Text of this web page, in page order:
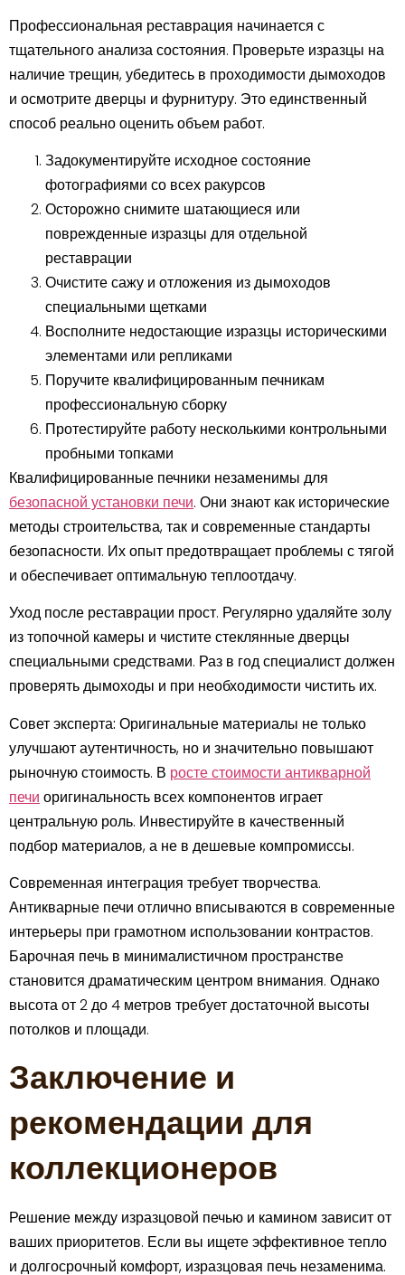
Профессиональная реставрация начинается с
тщательного анализа состояния. Проверьте изразцы на
наличие трещин, убедитесь в проходимости дымоходов
и осмотрите дверцы и фурнитуру. Это единственный
способ реально оценить объем работ.
Задокументируйте исходное состояние
фотографиями со всех ракурсов
Осторожно снимите шатающиеся или
поврежденные изразцы для отдельной
реставрации
Очистите сажу и отложения из дымоходов
специальными щетками
Восполните недостающие изразцы историческими
элементами или репликами
Поручите квалифицированным печникам
профессиональную сборку
Протестируйте работу несколькими контрольными
пробными топками
Квалифицированные печники незаменимы для
безопасной установки печи. Они знают как исторические
методы строительства, так и современные стандарты
безопасности. Их опыт предотвращает проблемы с тягой
и обеспечивает оптимальную теплоотдачу.
Уход после реставрации прост. Регулярно удаляйте золу
из топочной камеры и чистите стеклянные дверцы
специальными средствами. Раз в год специалист должен
проверять дымоходы и при необходимости чистить их.
Совет эксперта: Оригинальные материалы не только
улучшают аутентичность, но и значительно повышают
рыночную стоимость. В росте стоимости антикварной
печи оригинальность всех компонентов играет
центральную роль. Инвестируйте в качественный
подбор материалов, а не в дешевые компромиссы.
Современная интеграция требует творчества.
Антикварные печи отлично вписываются в современные
интерьеры при грамотном использовании контрастов.
Барочная печь в минималистичном пространстве
становится драматическим центром внимания. Однако
высота от 2 до 4 метров требует достаточной высоты
потолков и площади.
Заключение и
рекомендации для
коллекционеров
Решение между изразцовой печью и камином зависит от
ваших приоритетов. Если вы ищете эффективное тепло
и долгосрочный комфорт, изразцовая печь незаменима.